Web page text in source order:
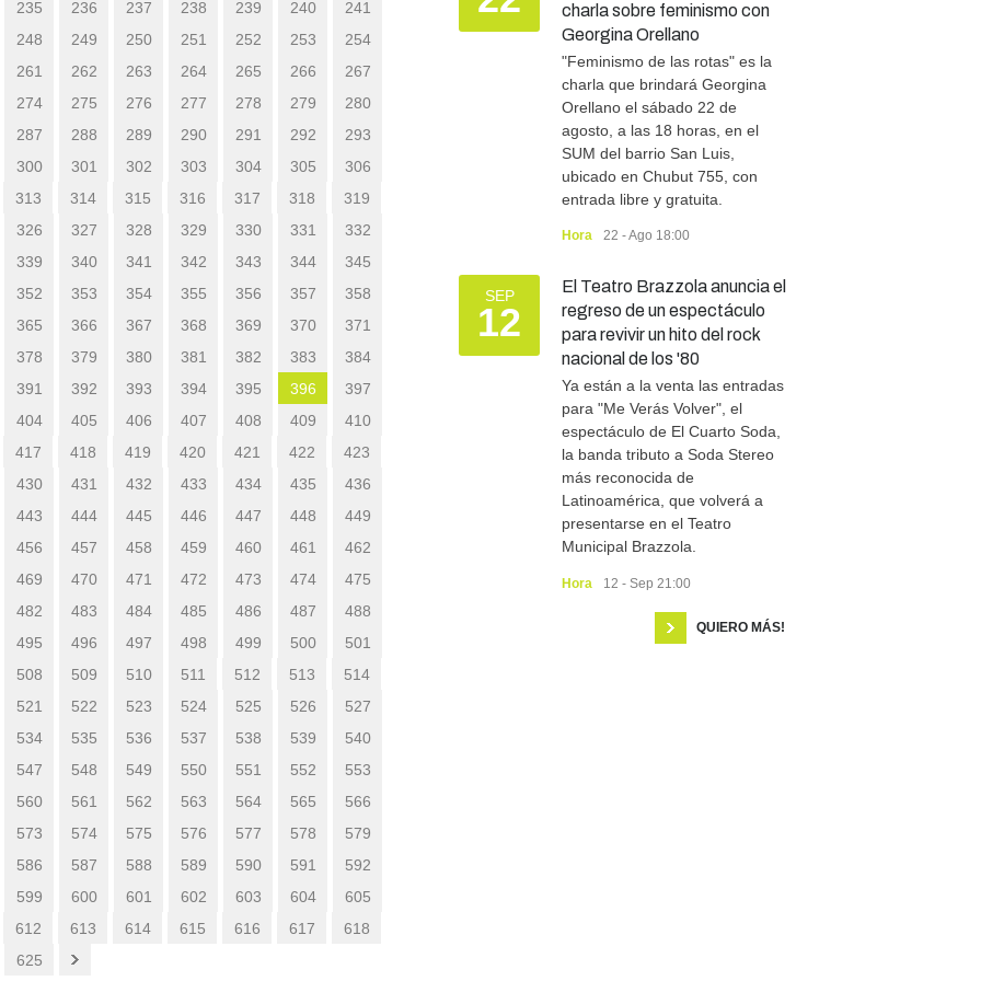
235 236 237 238 239 240
241
248
249 250 251 252 253
254
261
262 263 264 265 266
267
274
275 276 277 278 279
280
287
288 289 290 291 292
293
300
301 302 303 304 305
306
313
314 315 316 317 318
319
326
327 328 329 330 331
332
339
340 341 342 343 344
345
352
353 354 355 356 357
358
365
366 367 368 369 370
371
378
379 380 381 382 383
384
391
392 393 394 395 396
397
404
405 406 407 408 409
410
417
418 419 420 421 422
423
430
431 432 433 434 435
436
443
444 445 446 447 448
449
456
457 458 459 460 461
462
469
470 471 472 473 474
475
482
483 484 485 486 487
488
495
496 497 498 499 500
501
508
509 510 511 512 513
514
521
522 523 524 525 526
527
534
535 536 537 538 539
540
547
548 549 550 551 552
553
560
561 562 563 564 565
566
573
574 575 576 577 578
579
586
587 588 589 590 591
592
599
600 601 602 603 604
605
612
613 614 615 616 617
618
625
charla sobre feminismo con
Georgina Orellano
"Feminismo de las rotas" es la
charla que brindará Georgina
Orellano el sábado 22 de
agosto, a las 18 horas, en el
SUM del barrio San Luis,
ubicado en Chubut 755, con
entrada libre y gratuita.
Hora 22 - Ago 18:00
SEP
12
El Teatro Brazzola anuncia el
regreso de un espectáculo
para revivir un hito del rock
nacional de los '80
Ya están a la venta las entradas
para "Me Verás Volver", el
espectáculo de El Cuarto Soda,
la banda tributo a Soda Stereo
más reconocida de
Latinoamérica, que volverá a
presentarse en el Teatro
Municipal Brazzola.
Hora 12 - Sep 21:00
QUIERO MÁS!